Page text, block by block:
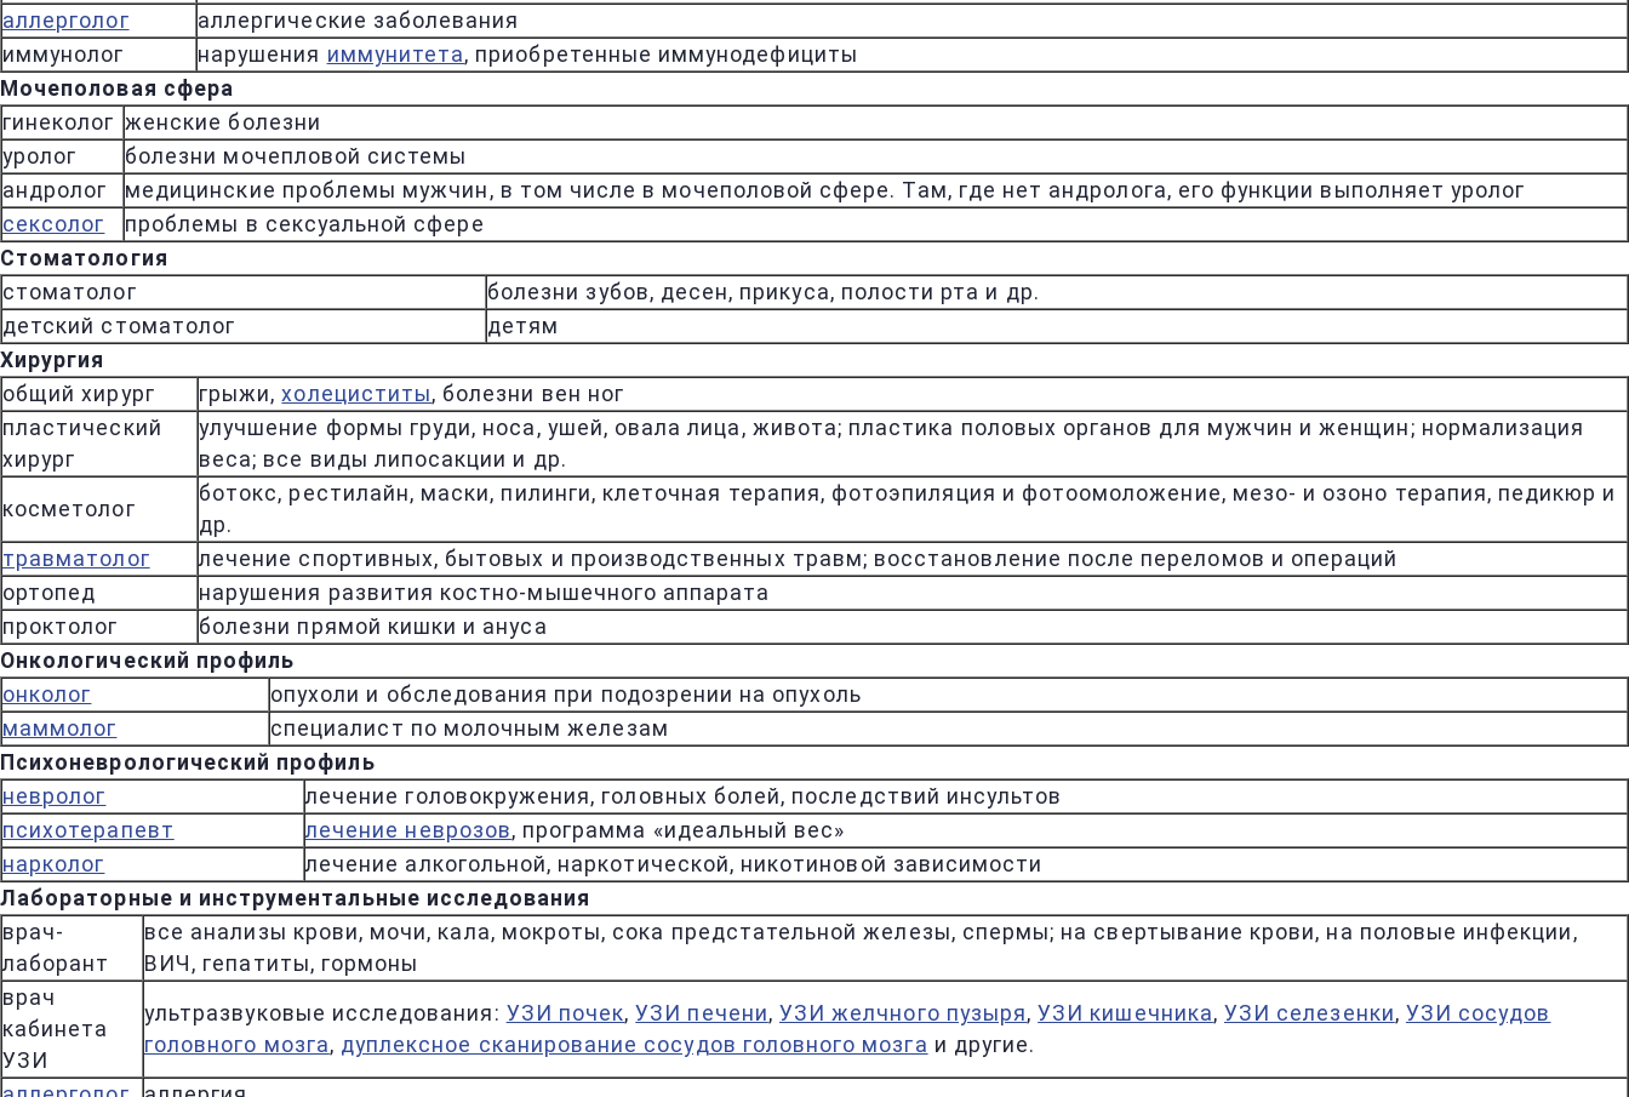
аллерголог
аллергические заболевания
иммунолог
нарушения иммунитета, приобретенные иммунодефициты
Мочеполовая сфера
гинеколог женские болезни
уролог
болезни мочепловой системы
андролог
медицинские проблемы мужчин, в том числе в мочеполовой сфере. Там, где нет андролога, его функции выполняет уролог
сексолог
проблемы в сексуальной сфере
Стоматология
стоматолог
болезни зубов, десен, прикуса, полости рта и др.
детский стоматолог
детям
Хирургия
общий хирург
грыжи,холециститы, болезни вен ног
пластический
хирург
улучшение формы груди, носа, ушей, овала лица, живота; пластика половых органов для мужчин и женщин; нормализация
веса; все виды липосакции и др.
косметолог
ботокс, рестилайн, маски, пилинги, клеточная терапия, фотоэпиляция и фотоомоложение, мезо- и озоно терапия, педикюр и
др.
травматолог
лечение спортивных, бытовых и производственных травм; восстановление после переломов и операций
ортопед
нарушения развития костно-мышечного аппарата
проктолог
болезни прямой кишки и ануса
Онкологический профиль
онколог
опухоли и обследования при подозрении на опухоль
маммолог
специалист по молочным железам
Психоневрологический профиль
невролог
лечение головокружения, головных болей, последствий инсультов
психотерапевт
лечение неврозов, программа «идеальный вес»
нарколог
лечение алкогольной, наркотической, никотиновой зависимости
Лабораторные и инструментальные исследования
врач-
лаборант
все анализы крови, мочи, кала, мокроты, сока предстательной железы, спермы; на свертывание крови, на половые инфекции,
ВИЧ, гепатиты, гормоны
врач
кабинета
УЗИ
ультразвуковые исследования: УЗИ почек,УЗИ печени, УЗИ желчного пузыря,УЗИ кишечника,УЗИ селезенки, УЗИ сосудов
головного мозга, дуплексное сканирование сосудов головного мозга и другие.